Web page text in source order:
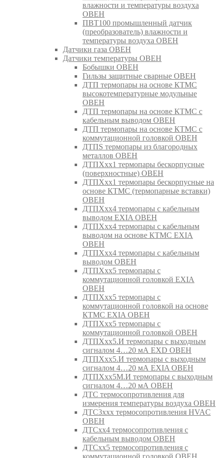
влажности и температуры воздуха
ОВЕН
ПВТ100 промышленный датчик
(преобразователь) влажности и
температуры воздуха ОВЕН
Датчики газа ОВЕН
Датчики температуры ОВЕН
Бобышки ОВЕН
Гильзы защитные сварные ОВЕН
ДТП термопары на основе КТМС
высокотемпературные модульные
ОВЕН
ДТП термопары на основе КТМС с
кабельным выводом ОВЕН
ДТП термопары на основе КТМС с
коммутационной головкой ОВЕН
ДТПS термопары из благородных
металлов ОВЕН
ДТПХхх1 термопары бескорпусные
(поверхностные) ОВЕН
ДТПХхх1 термопары бескорпусные на
основе КТМС (термопарные вставки)
ОВЕН
ДТПХхх4 термопары с кабельным
выводом EXIA ОВЕН
ДТПХхх4 термопары с кабельным
выводом на основе КТМС EXIA
ОВЕН
ДТПХхх4 термопары с кабельным
выводом ОВЕН
ДТПХхх5 термопары с
коммутационной головкой EXIA
ОВЕН
ДТПХхх5 термопары с
коммутационной головкой на основе
КТМС EXIA ОВЕН
ДТПХхх5 термопары с
коммутационной головкой ОВЕН
ДТПХхх5.И термопары с выходным
сигналом 4…20 мА EXD ОВЕН
ДТПХхх5.И термопары с выходным
сигналом 4…20 мА EXIA ОВЕН
ДТПХхх5М.И термопары с выходным
сигналом 4…20 мА ОВЕН
ДТС термосопротивления для
измерения температуры воздуха ОВЕН
ДТС3ххх термосопротивления HVAC
ОВЕН
ДТСхх4 термосопротивления с
кабельным выводом ОВЕН
ДТСхх5 термосопротивления с
коммутационной головкой ОВЕН